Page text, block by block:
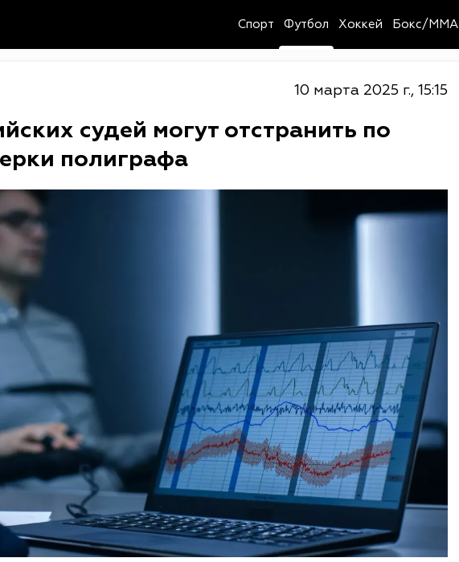
Спорт Футбол Хоккей Бокс/MMA
10 марта 2025 г., 15:15
судей могут отстранить по
полиграфа